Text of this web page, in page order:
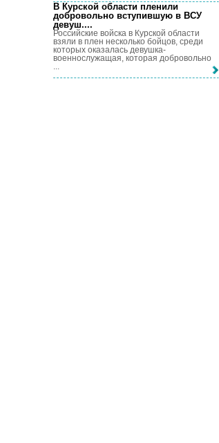
В Курской области пленили
добровольно вступившую в ВСУ
девуш....
Российские войска в Курской области
взяли в плен несколько бойцов, среди
которых оказалась девушка-
военнослужащая, которая добровольно
...